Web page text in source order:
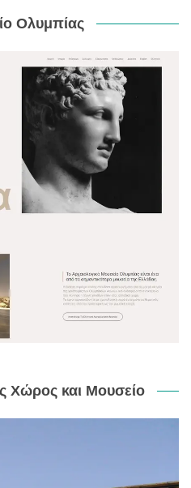
Ολυμπίας
Χώρος και Μουσείο